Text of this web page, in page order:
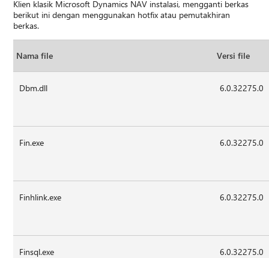
Klien klasik Microsoft Dynamics NAV instalasi, mengganti berkas
berikut ini dengan menggunakan hotfix atau pemutakhiran
berkas.
Nama file Versi file
Dbm.dll 6.0.32275.0
Fin.exe 6.0.32275.0
Finhlink.exe 6.0.32275.0
Finsql.exe 6.0.32275.0